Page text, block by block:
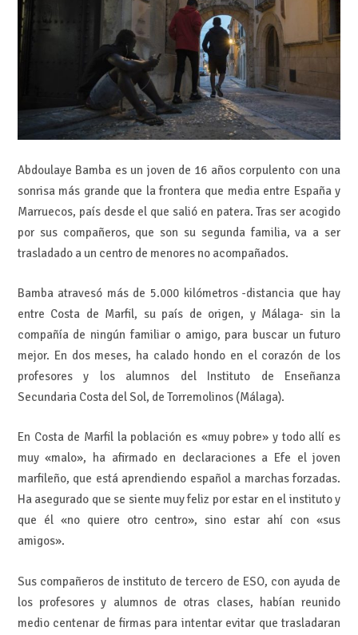
Abdoulaye Bamba es un joven de 16 años corpulento con una
sonrisa más grande que la frontera que media entre España y
Marruecos, país desde el que salió en patera. Tras ser acogido
por sus compañeros, que son su segunda familia, va a ser
trasladado a un centro de menores no acompañados.
Bamba atravesó más de 5.000 kilómetros -distancia que hay
entre Costa de Marfil, su país de origen, y Málaga- sin la
compañía de ningún familiar o amigo, para buscar un futuro
mejor. En dos meses, ha calado hondo en el corazón de los
profesores y los alumnos del Instituto de Enseñanza
Secundaria Costa del Sol, de Torremolinos (Málaga).
En Costa de Marfil la población es «muy pobre» y todo allí es
muy «malo», ha afirmado en declaraciones a Efe el joven
marfileño, que está aprendiendo español a marchas forzadas.
Ha asegurado que se siente muy feliz por estar en el instituto y
que él «no quiere otro centro», sino estar ahí con «sus
amigos».
Sus compañeros de instituto de tercero de ESO, con ayuda de
los profesores y alumnos de otras clases, habían reunido
medio centenar de firmas para intentar evitar que trasladaran